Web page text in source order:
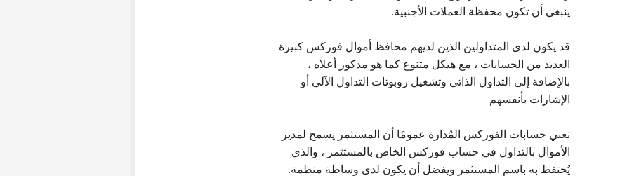
ينبغي أن تكون محفظة العملات الأجنبية.
قد يكون لدى المتداولين الذين لديهم محافظ أموال فوركس كبيرة
العديد من الحسابات ، مع هيكل متنوع كما هو مذكور أعلاه ،
بالإضافة إلى التداول الذاتي وتشغيل روبوتات التداول الآلي أو
الإشارات بأنفسهم
تعني حسابات الفوركس المُدارة عمومًا أن المستثمر يسمح لمدير
الأموال بالتداول في حساب فوركس الخاص بالمستثمر ، والذي
يُحتفظ به باسم المستثمر ويفضل أن يكون لدى وساطة منظمة.